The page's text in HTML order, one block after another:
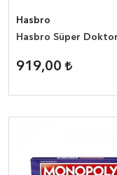
Hasbro
Hasbro Süper Doktor
919,00